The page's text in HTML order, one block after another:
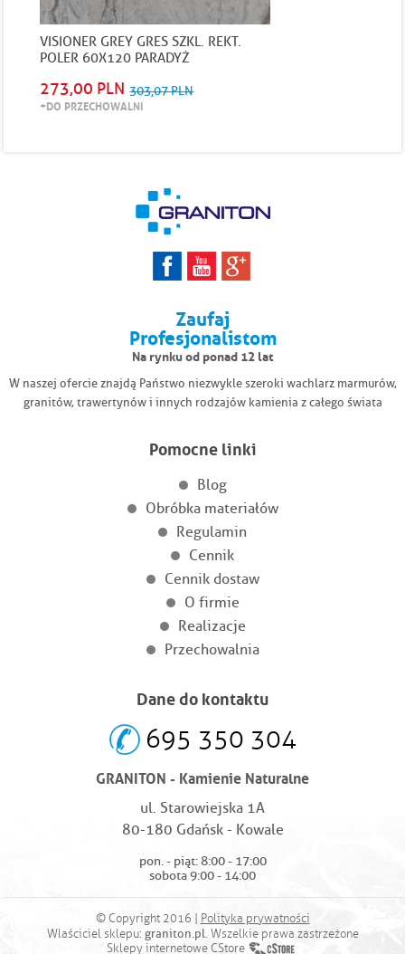
VISIONER GREY GRES SZKL. REKT.
POLER 60X120 PARADYŻ
273,00 PLN 303,07 PLN
+DO PRZECHOWALNI
Zaufaj
Profesjonalistom
Na rynku od ponad 12 lat
W naszej ofercie znajdą Państwo niezwykle szeroki wachlarz marmurów,
granitów, trawertynów i innych rodzajów kamienia z całego świata
Pomocne linki
Blog
Obróbka materiałów
Regulamin
Cennik
Cennik dostaw
O firmie
Realizacje
Przechowalnia
Dane do kontaktu
695 350 304
GRANITON - Kamienie Naturalne
ul. Starowiejska 1A
80-180 Gdańsk - Kowale
pon. - piąt: 8:00 - 17:00
sobota 9:00 - 14:00
© Copyright 2016 |
Polityka prywatności
Wlaściciel sklepu: graniton.pl. Wszelkie prawa zastrzeżone
Sklepy internetowe CStore